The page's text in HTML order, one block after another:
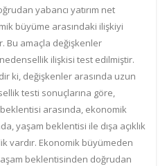
yabancı yatırım net
büyüme arasındaki ilişkiyi
Bu amaçla değişkenler
ilişkisi test edilmiştir.
ki, değişkenler arasında uzun
testi sonuçlarına göre,
arasında, ekonomik
yaşam beklentisi ile dışa açıklık
vardır. Ekonomik büyümeden
beklentisinden doğrudan